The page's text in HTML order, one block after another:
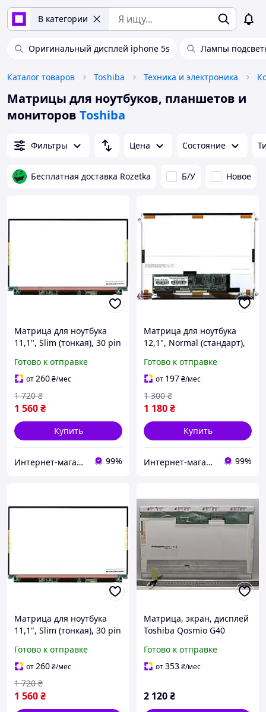
В категории
Оригинальный дисплей iphone 5s Лампы
Каталог товаров Toshiba Техника и электроника
Матрицы для ноутбуков, планшетов и
мониторов Toshiba
Фильтры Цена Состояние
Бесплатная доставка Rozetka Б/У Новое
Матрица для ноутбука
11,1", Slim (тонкая), 30 pin
Светодиодная (LED), без
крепления, глянцевая,
Toshiba,
Готово к отправке
от260₴/мес
1 560₴
1 720 ₴
Купить
Интернет-магазин "SmartPart" 99%
Матрица для ноутбука
12,1", Normal (стандарт),
Ламповая (1 CCFL),
крепления слева\справа,
матовая, Toshiba,
Готово к отправке
от 197₴/мес
1 180₴
1 300 ₴
Купить
Интернет-магазин "SmartPart" 99%
Матрица для ноутбука
11,1", Slim (тонкая), 30 pin
Светодиодная (LED), без
крепления, глянцевая,
Toshiba,
Готово к отправке
от260₴/мес
1 560₴
1 720 ₴
Матрица, экран, дисплей
Toshiba Qosmio G40
Готово к отправке
от353₴/мес
2 120₴